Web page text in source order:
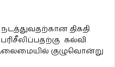
திகதி
கல்வி
குழுவொன்று